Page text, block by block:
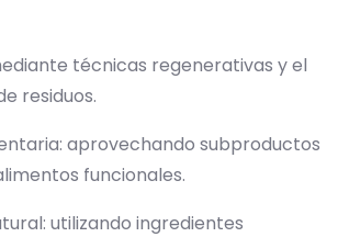
técnicas regenerativas y el
residuos.
aprovechando subproductos
funcionales.
utilizando ingredientes